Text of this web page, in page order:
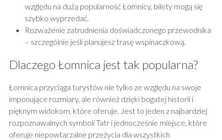
względu na dużą popularność Łomnicy, bilety mogą się
szybko wyprzedać.
Rozważenie zatrudnienia doświadczonego przewodnika
– szczególnie jeśli planujesz trasę wspinaczkową.
Dlaczego Łomnica jest tak popularna?
Łomnica przyciąga turystów nie tylko ze względu na swoje
imponujące rozmiary, ale również dzięki bogatej historii i
pięknym widokom, które oferuje. Jest to jeden z najbardziej
rozpoznawalnych symboli Tatr i jednocześnie miejsce, które
oferuje niepowtarzalne przeżycia dla wszystkich